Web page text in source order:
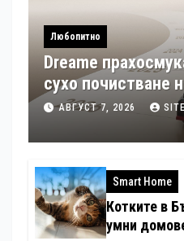
Любопитно
Dreame
сухо почистване
патентни заявки
АВГУСТ 7, 2026
Smart Home
Котките в
умни